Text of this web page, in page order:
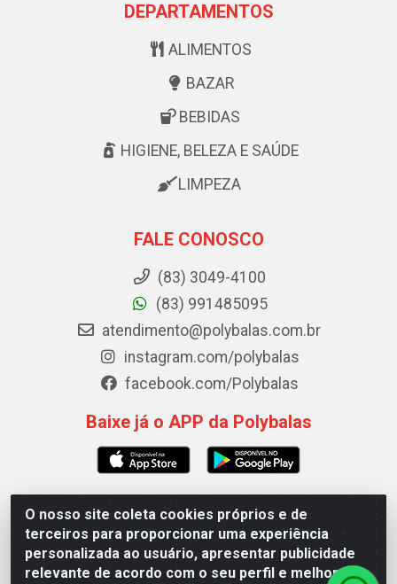
O nosso site coleta cookies próprios e de
terceiros para proporcionar uma experiência
personalizada ao usuário, apresentar publicidade
relevante de acordo com o seu perfil e melhorar a
DEPARTAMENTOS
ALIMENTOS
BAZAR
BEBIDAS
HIGIENE, BELEZA E SAÚDE
LIMPEZA
FALE CONOSCO
(83) 3049-4100
(83) 991485095
atendimento@polybalas.com.br
instagram.com/polybalas
facebook.com/Polybalas
Baixe já o APP da Polybalas
Polybalas - Rua João Miguel de Souza, 173 Galpão B -
Ernesto Geisel, João Pessoa/PB - CEP 58.075-075 - CNPJ
00.909.327/0002-61